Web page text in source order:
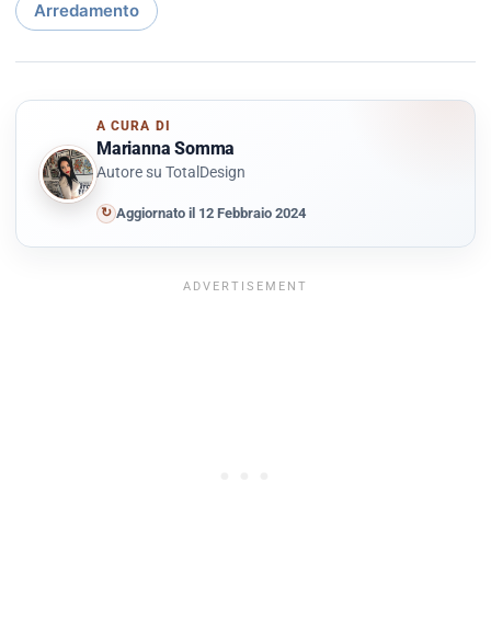
Arredamento
A CURA DI
Marianna Somma
Autore su TotalDesign
↻ Aggiornato il 12 Febbraio 2024